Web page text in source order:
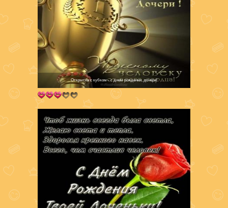
Открытка с кубком - с днем рождения, дочери!